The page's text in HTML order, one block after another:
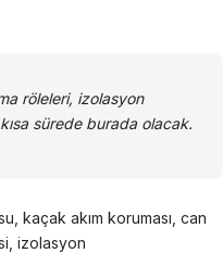
röleleri, izolasyon
sürede burada olacak.
kaçak akım koruması, can
izolasyon